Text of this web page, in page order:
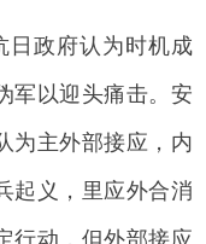
日政府认为时机成
军以迎头痛击。安
为主外部接应，内
起义，里应外合消